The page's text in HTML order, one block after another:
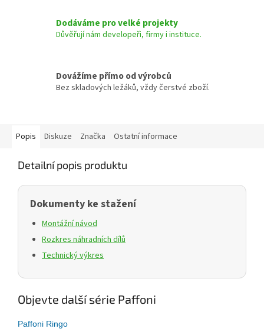
Dodáváme pro velké projekty
Důvěřují nám developeři, firmy i instituce.
Dovážíme přímo od výrobců
Bez skladových ležáků, vždy čerstvé zboží.
Popis Diskuze Značka Ostatní informace
Detailní popis produktu
Dokumenty ke stažení
Montážní návod
Rozkres náhradních dílů
Technický výkres
Objevte další série Paffoni
Paffoni Ringo